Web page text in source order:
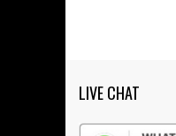
LIVE CHAT